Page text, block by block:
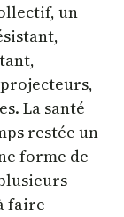
un
La santé
restée un
forme de
faire